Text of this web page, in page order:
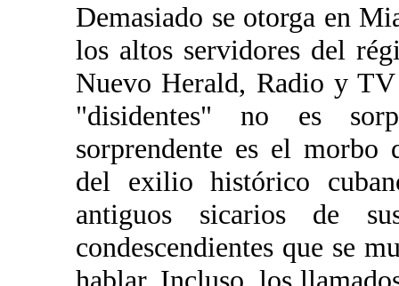
Demasiado se otorga en
los altos servidores del
Nuevo Herald, Radio y
"disidentes" no es
sorprendente es el morbo
del exilio histórico
antiguos sicarios de
condescendientes que se